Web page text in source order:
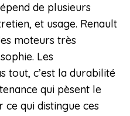
de plusieurs
et usage. Renault
moteurs très
Les
tout, c’est la durabilité
qui pèsent le
ce qui distingue ces